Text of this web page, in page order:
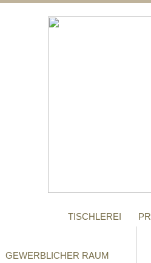
TISCHLEREI
GEWERBLICHER RAUM